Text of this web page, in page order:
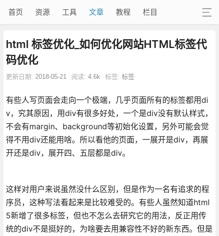
首页 资源 工具 文章 教程 栏目
html 标签优化_如何优化网站HTML标签代
码优化
更新日期: 2018-05-21 阅读: 4.6k 标签: 标签
有些人写页面会走向一个极端，几乎页面所有的标签都用di
v，究其原因，用div有很多好处，一个是div没有默认样式，
不会有margin、background等初始化设置，另外可能会觉
得不用div还能用啥。所以看他的页面，一展开是div，再展
开还是div，展开四、五层都是div。
这样对用户来说虽然没什么区别，但是作为一名有追求的程
序员，这种写法看起来是比较难受的。有些人虽然知道html
5新增了很多标签，但也不怎么去研究它的用法，反正用传
统的div不是挺好的，为啥要去用兼容性不好的新东西。但是